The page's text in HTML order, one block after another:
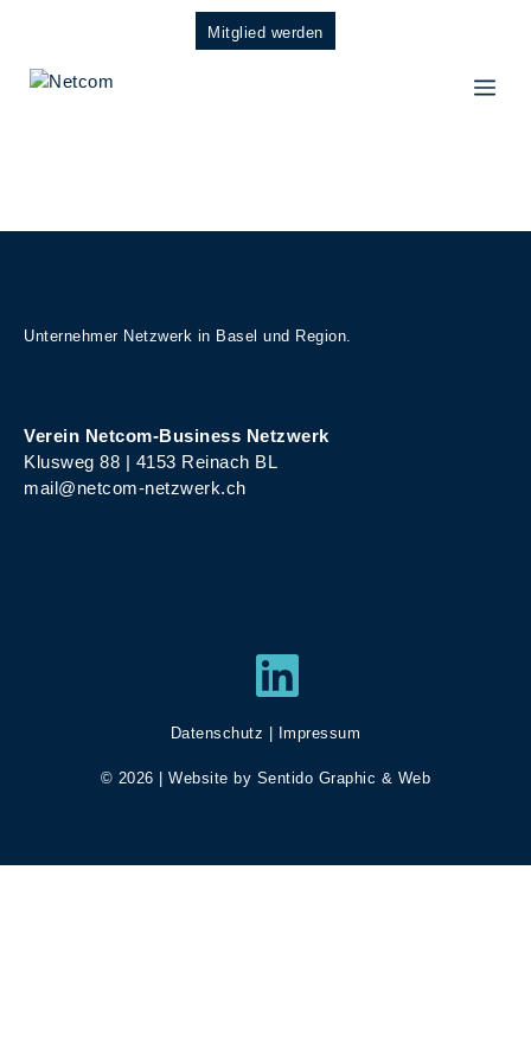
Mitglied werden
Unternehmer Netzwerk in Basel und Region.
Verein Netcom-Business Netzwerk
Klusweg 88 | 4153 Reinach BL
mail@netcom-netzwerk.ch
LinkedIn
Datenschutz Impressum
© 2026 | Website by Sentido Graphic & Web